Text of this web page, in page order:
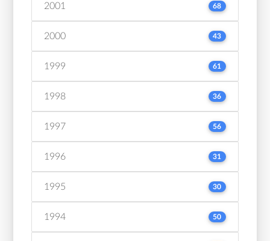
2001 68
2000 43
1999 61
1998 36
1997 56
1996 31
1995 30
1994 50